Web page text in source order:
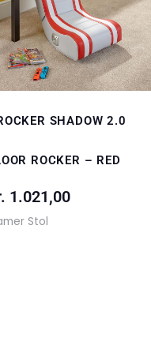
SHADOW 2.0
ROCKER – RED
1.021,00
Stol